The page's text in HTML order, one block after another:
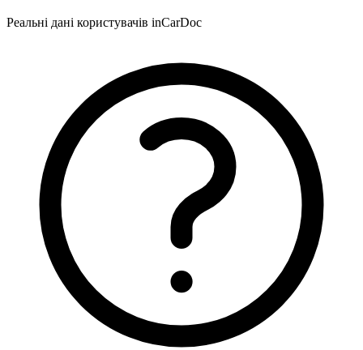
Реальні дані користувачів inCarDoc